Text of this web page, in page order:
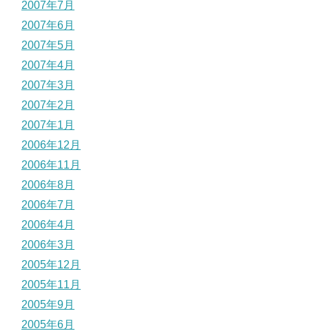
2007年7月
2007年6月
2007年5月
2007年4月
2007年3月
2007年2月
2007年1月
2006年12月
2006年11月
2006年8月
2006年7月
2006年4月
2006年3月
2005年12月
2005年11月
2005年9月
2005年6月